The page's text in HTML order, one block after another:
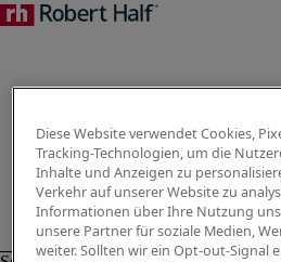
Diese Website verwendet Cookies,
Tracking-Technologien, um die
Inhalte und Anzeigen zu
Verkehr auf unserer Website zu
Informationen über Ihre Nutzung
unsere Partner für soziale Medien,
weiter. Sollten wir ein Opt-out-Signal